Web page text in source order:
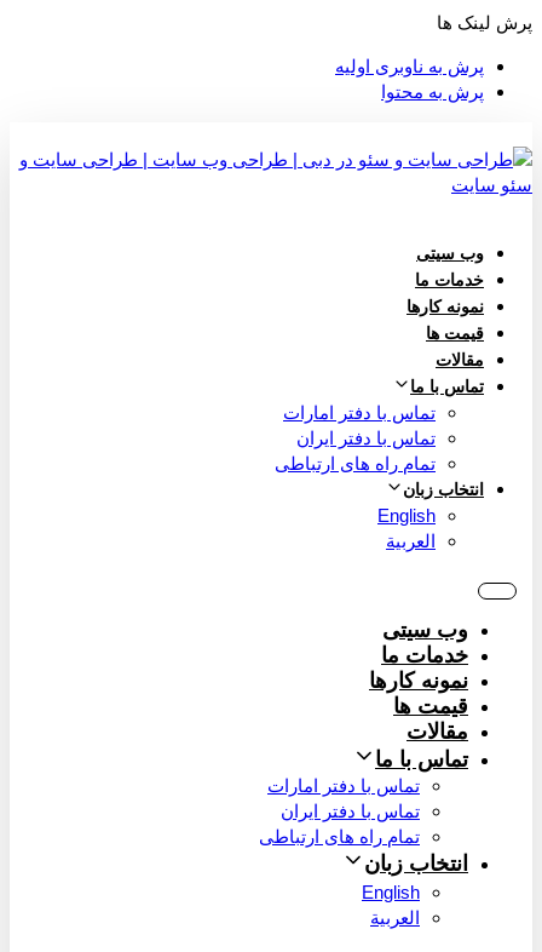
پرش لینک ها
پرش به ناوبری اولیه
پرش به محتوا
وب سیتی
خدمات ما
نمونه کارها
قیمت ها
مقالات
تماس با ما
تماس با دفتر امارات
تماس با دفتر ایران
تمام راه های ارتباطی
انتخاب زبان
English
العربية
وب سیتی
خدمات ما
نمونه کارها
قیمت ها
مقالات
تماس با ما
تماس با دفتر امارات
تماس با دفتر ایران
تمام راه های ارتباطی
انتخاب زبان
English
العربية